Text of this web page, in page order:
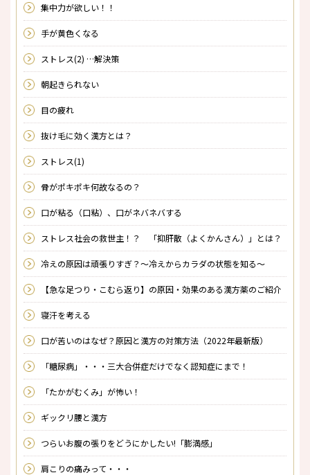
集中力が欲しい！！
手が黄色くなる
ストレス(2) …解決策
朝起きられない
目の疲れ
抜け毛に効く漢方とは？
ストレス(1)
骨がポキポキ何故なるの？
口が粘る（口粘）、口がネバネバする
ストレス社会の救世主！？ 「抑肝散（よくかんさん）」とは？
冷えの原因は頑張りすぎ？～冷えからカラダの状態を知る～
【急な足つり・こむら返り】の原因・効果のある漢方薬のご紹介
寝汗を考える
口が苦いのはなぜ？原因と漢方の対策方法（2022年最新版）
「糖尿病」・・・三大合併症だけでなく認知症にまで！
「たかがむくみ」が怖い！
ギックリ腰と漢方
つらいお腹の張りをどうにかしたい!「膨満感」
肩こりの痛みって・・・